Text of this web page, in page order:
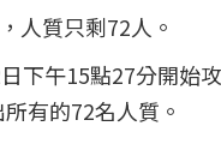
人質只剩72人。
下午15點27分開始
有的72名人質。